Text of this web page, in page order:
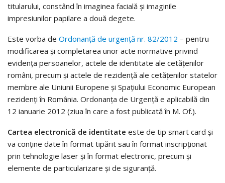
titularului, constând în imaginea facială şi imaginile
impresiunilor papilare a două degete.
Este vorba de Ordonanţă de urgenţă nr. 82/2012 – pentru
modificarea şi completarea unor acte normative privind
evidenţa persoanelor, actele de identitate ale cetăţenilor
români, precum şi actele de rezidenţă ale cetăţenilor statelor
membre ale Uniunii Europene şi Spaţiului Economic European
rezidenţi în România. Ordonanţa de Urgenţă e aplicabilă din
12 ianuarie 2012 (ziua în care a fost publicată în M. Of.).
Cartea electronică de identitate este de tip smart card şi
va conţine date în format tipărit sau în format inscripţionat
prin tehnologie laser şi în format electronic, precum şi
elemente de particularizare şi de siguranţă.